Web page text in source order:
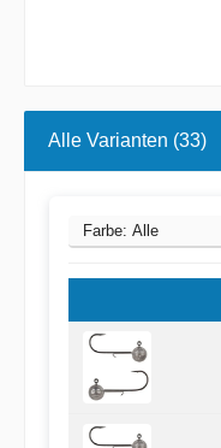
Alle Varianten (33)